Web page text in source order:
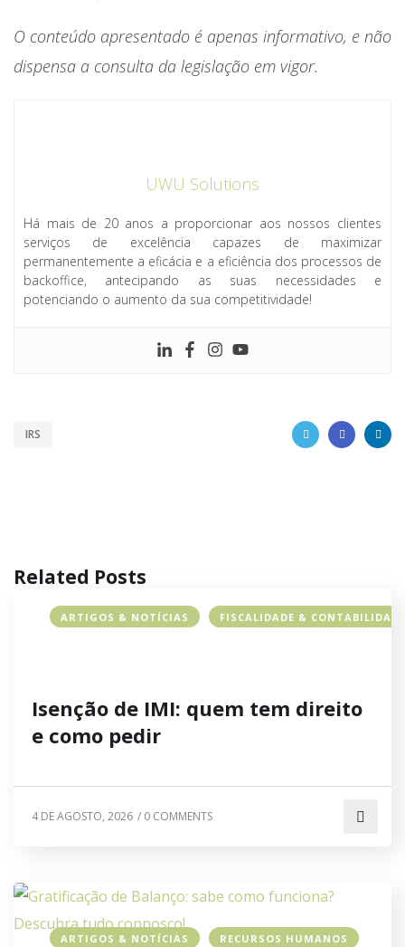
O conteúdo apresentado é apenas informativo, e não
dispensa a consulta da legislação em vigor.
UWU Solutions
Há mais de 20 anos a proporcionar aos nossos clientes
serviços de excelência capazes de maximizar
permanentemente a eficácia e a eficiência dos processos de
backoffice, antecipando as suas necessidades e
potenciando o aumento da sua competitividade!
IRS
Related Posts
ARTIGOS & NOTÍCIAS FISCALIDADE & CONTABILIDADE
Isenção de IMI: quem tem direito
e como pedir
4 DE AGOSTO, 2026 / 0 COMMENTS
ARTIGOS & NOTÍCIAS RECURSOS HUMANOS